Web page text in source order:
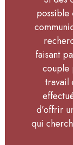
possible
faisant
couple
travail
d’offrir
qui